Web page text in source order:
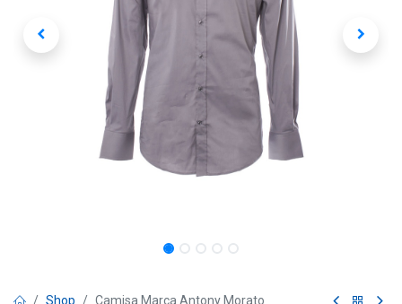
Shop Camisa Marca Antony Morato